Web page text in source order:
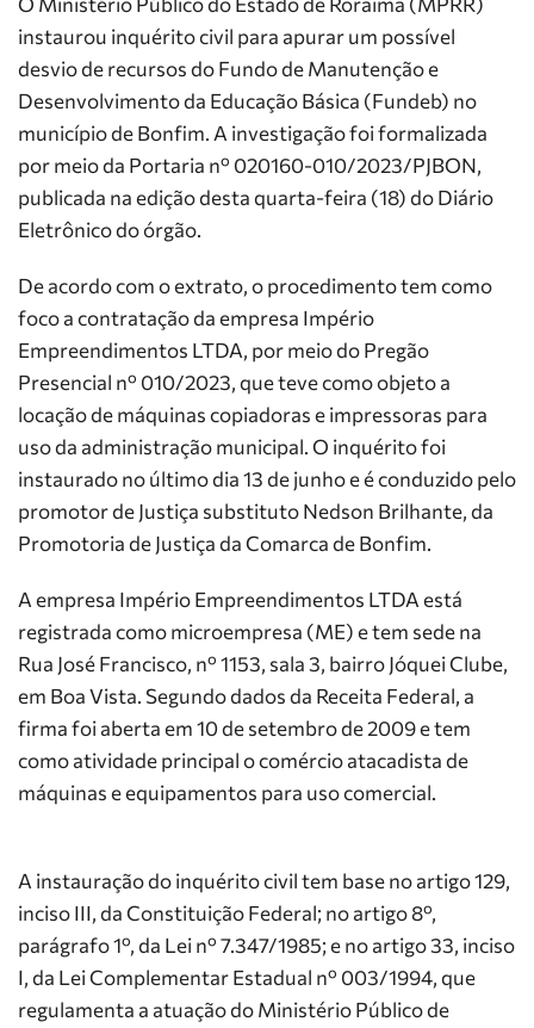
instaurou inquérito civil para apurar um possível
desvio de recursos do Fundo de Manutenção e
Desenvolvimento da Educação Básica (Fundeb) no
município de Bonfim. A investigação foi formalizada
por meio da Portaria nº 020160-010/2023/PJBON,
publicada na edição desta quarta-feira (18) do Diário
Eletrônico do órgão.
De acordo com o extrato, o procedimento tem como
foco a contratação da empresa Império
Empreendimentos LTDA, por meio do Pregão
Presencial nº 010/2023, que teve como objeto a
locação de máquinas copiadoras e impressoras para
uso da administração municipal. O inquérito foi
instaurado no último dia 13 de junho e é conduzido pelo
promotor de Justiça substituto Nedson Brilhante, da
Promotoria de Justiça da Comarca de Bonfim.
A empresa Império Empreendimentos LTDA está
registrada como microempresa (ME) e tem sede na
Rua José Francisco, nº 1153, sala 3, bairro Jóquei Clube,
em Boa Vista. Segundo dados da Receita Federal, a
firma foi aberta em 10 de setembro de 2009 e tem
como atividade principal o comércio atacadista de
máquinas e equipamentos para uso comercial.
A instauração do inquérito civil tem base no artigo 129,
inciso III, da Constituição Federal; no artigo 8º,
parágrafo 1º, da Lei nº 7.347/1985; e no artigo 33, inciso
I, da Lei Complementar Estadual nº 003/1994, que
regulamenta a atuação do Ministério Público de